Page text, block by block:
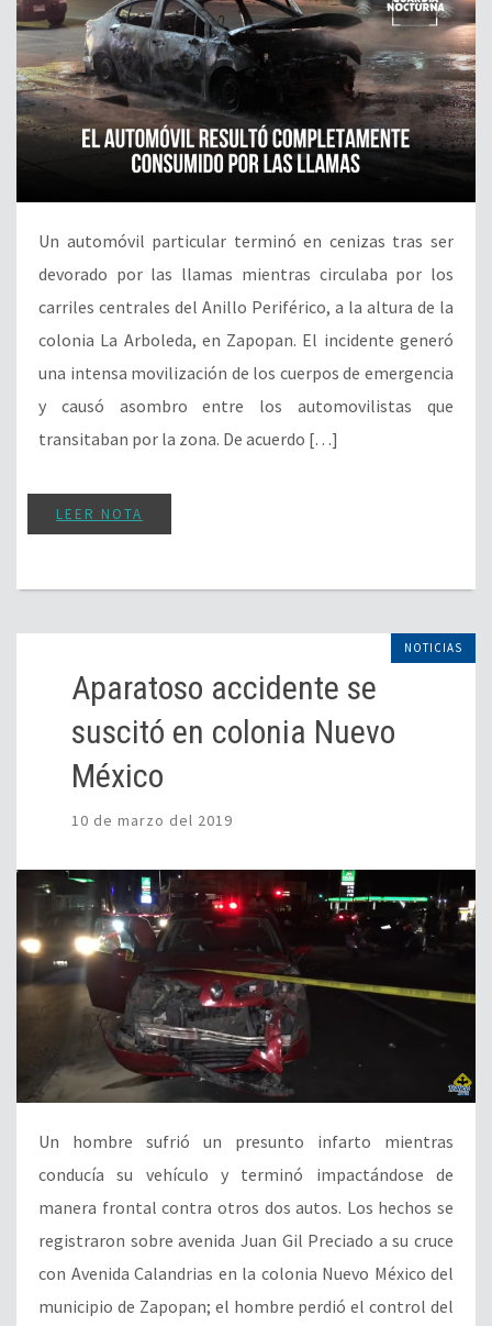
Un automóvil particular terminó en cenizas tras ser
devorado por las llamas mientras circulaba por los
carriles centrales del Anillo Periférico, a la altura de la
colonia La Arboleda, en Zapopan. El incidente generó
una intensa movilización de los cuerpos de emergencia
y causó asombro entre los automovilistas que
transitaban por la zona. De acuerdo […]
LEER NOTA
NOTICIAS
Aparatoso accidente se
suscitó en colonia Nuevo
México
10 de marzo del 2019
Un hombre sufrió un presunto infarto mientras
conducía su vehículo y terminó impactándose de
manera frontal contra otros dos autos. Los hechos se
registraron sobre avenida Juan Gil Preciado a su cruce
con Avenida Calandrias en la colonia Nuevo México del
municipio de Zapopan; el hombre perdió el control del